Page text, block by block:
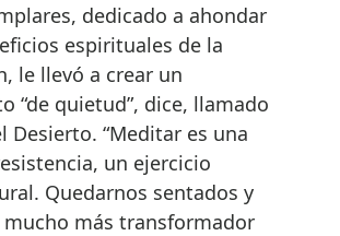
dedicado a ahondar
espirituales de la
le llevó a crear un
“de quietud”, dice, llamado
Desierto. “Meditar es una
un ejercicio
Quedarnos sentados y
más transformador